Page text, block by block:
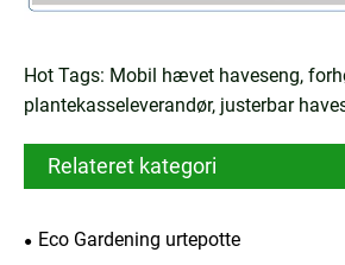
Hot Tags: Mobil hævet haveseng,
plantekasseleverandør, justerbar
Relateret kategori
Eco Gardening urtepotte